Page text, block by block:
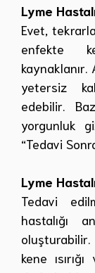
Lyme
Evet,
enfekte
yetersiz
edebilir.
yorgunluk
“Tedavi
Lyme
Tedavi
hastalığı
kene